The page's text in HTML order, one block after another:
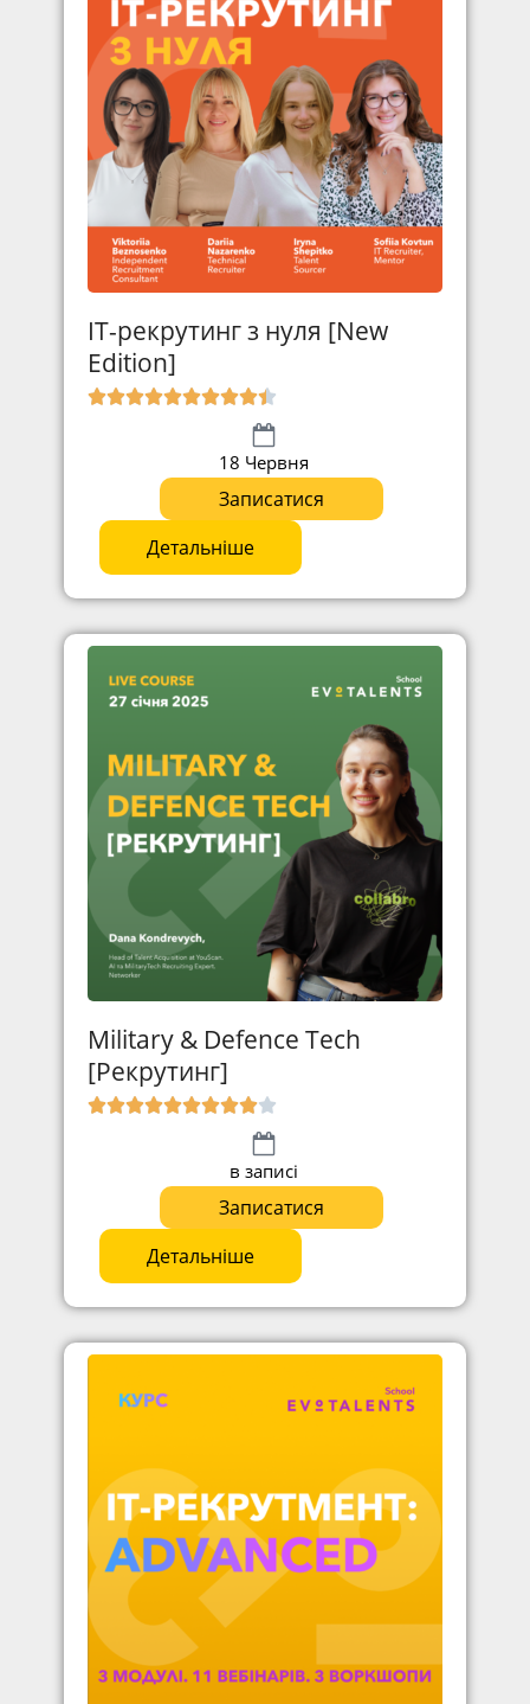
IT-рекрутинг з нуля [New
Edition]
18 Червня
Записатися
Детальніше
Military & Defence Tech
[Рекрутинг]
в записі
Записатися
Детальніше